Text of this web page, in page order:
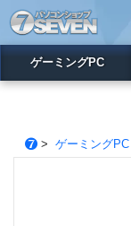
ゲーミングPC
> ゲーミングPC